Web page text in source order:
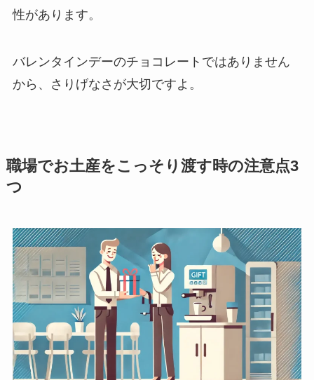
性があります。
バレンタインデーのチョコレートではありません
から、さりげなさが大切ですよ。
職場でお土産をこっそり渡す時の注意点3
つ